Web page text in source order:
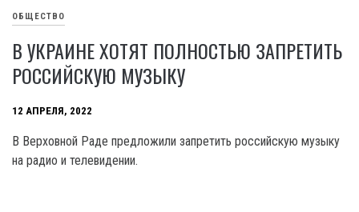
ОБЩЕСТВО
В УКРАИНЕ ХОТЯТ ПОЛНОСТЬЮ ЗАПРЕТИТЬ
РОССИЙСКУЮ МУЗЫКУ
12 АПРЕЛЯ, 2022
В Верховной Раде предложили запретить российскую музыку
на радио и телевидении.